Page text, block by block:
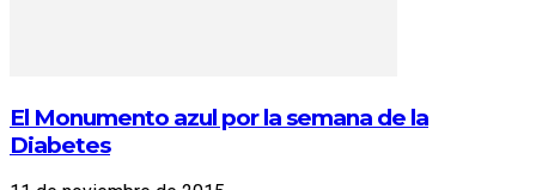
El Monumento azul por la semana de la
Diabetes